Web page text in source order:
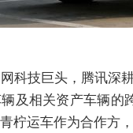
科技巨头，腾讯深
及相关资产车辆
柠运车作为合作方